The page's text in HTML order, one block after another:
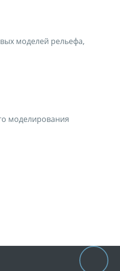
моделей рельефа,
моделирования